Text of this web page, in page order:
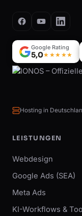
Google Rating
5,0★★★★★
Hosting in
LEISTUNGEN
Webdesign
Google Ads (SEA)
Meta Ads
KI-Workflows &